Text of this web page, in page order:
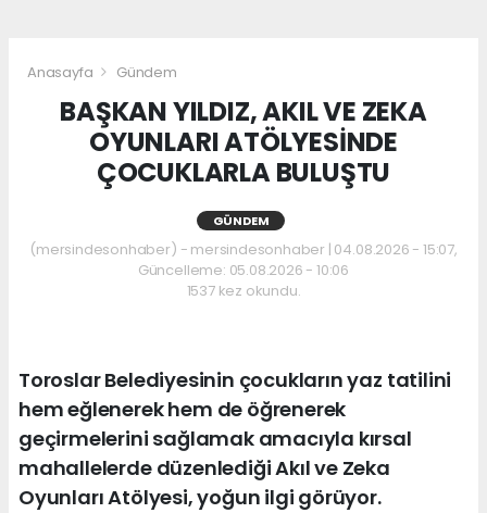
Anasayfa Gündem
BAŞKAN YILDIZ, AKIL VE ZEKA
OYUNLARI ATÖLYESİNDE
ÇOCUKLARLA BULUŞTU
GÜNDEM
(mersindesonhaber) - mersindesonhaber | 04.08.2026 - 15:07,
Güncelleme: 05.08.2026 - 10:06
1537 kez okundu.
Toroslar Belediyesinin çocukların yaz tatilini
hem eğlenerek hem de öğrenerek
geçirmelerini sağlamak amacıyla kırsal
mahallelerde düzenlediği Akıl ve Zeka
Oyunları Atölyesi, yoğun ilgi görüyor.